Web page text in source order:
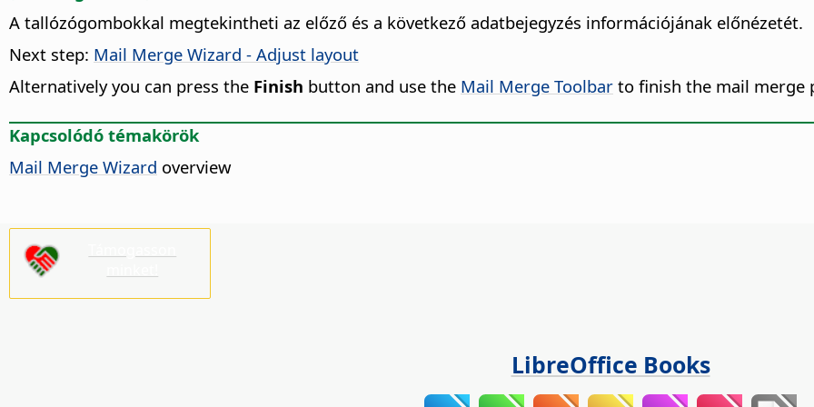
A tallózógombokkal megtekintheti az előző és a következő adatbejegyzés információjának előnézetét.
Next step: Mail Merge Wizard - Adjust layout
Alternatively you can press the Finish button and use the Mail Merge Toolbar to finish the mail merge
Kapcsolódó témakörök
Mail Merge Wizard overview
LibreOffice Books